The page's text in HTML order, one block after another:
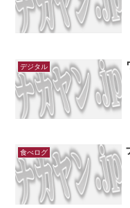
デジタル
食べログ